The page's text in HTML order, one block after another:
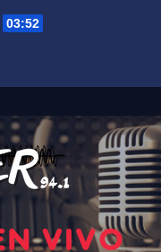
03:52